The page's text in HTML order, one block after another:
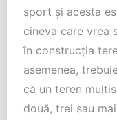
sport și acesta
cineva care vrea
în construcția
asemenea,
că un teren
două, trei sau